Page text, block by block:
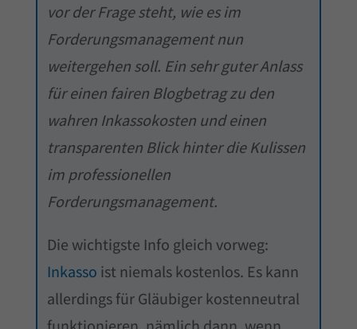
vor der Frage steht, wie es im
Forderungsmanagement nun
weitergehen soll. Ein sehr guter Anlass
für einen fairen Blogbetrag zu den
wahren Inkassokosten und einen
transparenten Blick hinter die Kulissen
im professionellen
Forderungsmanagement.
Die wichtigste Info gleich vorweg:
Inkasso ist niemals kostenlos. Es kann
allerdings für Gläubiger kostenneutral